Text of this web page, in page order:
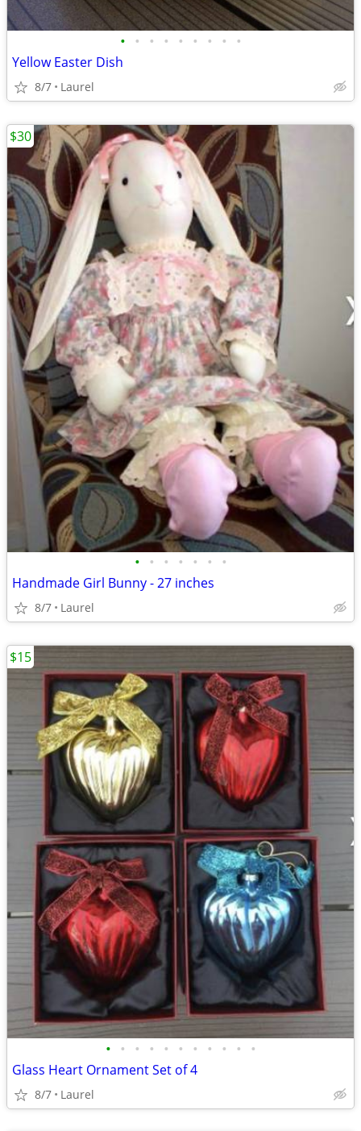
• • • • • • • • •
Yellow Easter Dish
8/7 Laurel
• • • • • • •
Handmade Girl Bunny - 27 inches
8/7 Laurel
$30
• • • • • • • • • • •
Glass Heart Ornament Set of 4
8/7 Laurel
$15